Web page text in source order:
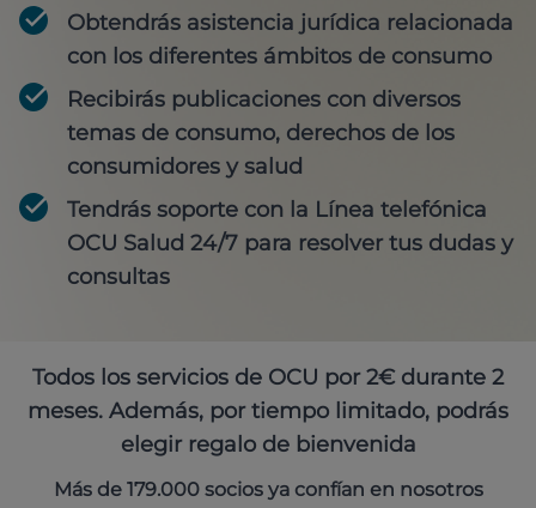
Obtendrás asistencia jurídica relacionada
con los diferentes ámbitos de consumo
Recibirás publicaciones con diversos
temas de consumo, derechos de los
consumidores y salud
Tendrás soporte con la Línea telefónica
OCU Salud 24/7 para resolver tus dudas y
consultas
Todos los servicios de OCU por 2€ durante 2
meses. Además, por tiempo limitado, podrás
elegir regalo de bienvenida
Más de 179.000 socios ya confían en nosotros